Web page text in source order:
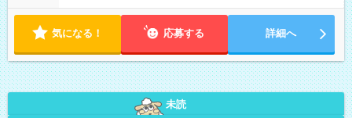
気になる！ 応募する 詳細へ
未読